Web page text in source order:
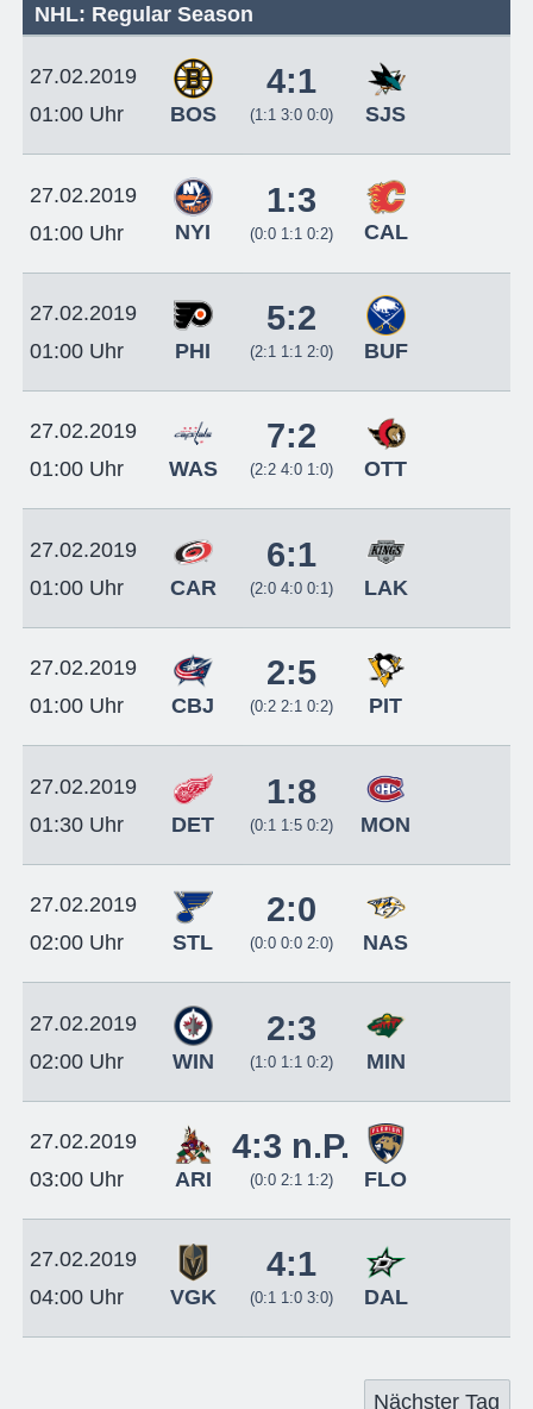
NHL: Regular Season
27.02.2019
01:00 Uhr
BOS
4:1
(1:1 3:0 0:0) SJS
27.02.2019
01:00 Uhr
NYI
1:3
(0:0 1:1 0:2) CAL
27.02.2019
01:00 Uhr
PHI
5:2
(2:1 1:1 2:0) BUF
27.02.2019
01:00 Uhr
WAS
7:2
(2:2 4:0 1:0) OTT
27.02.2019
01:00 Uhr
CAR
6:1
(2:0 4:0 0:1) LAK
27.02.2019
01:00 Uhr
CBJ
2:5
(0:2 2:1 0:2) PIT
27.02.2019
01:30 Uhr
DET
1:8
(0:1 1:5 0:2) MON
27.02.2019
02:00 Uhr
STL
2:0
(0:0 0:0 2:0) NAS
27.02.2019
02:00 Uhr
WIN
2:3
(1:0 1:1 0:2) MIN
27.02.2019
03:00 Uhr
ARI
4:3 n.P.
(0:0 2:1 1:2) FLO
27.02.2019
04:00 Uhr
VGK
4:1
(0:1 1:0 3:0) DAL
Nächster Tag